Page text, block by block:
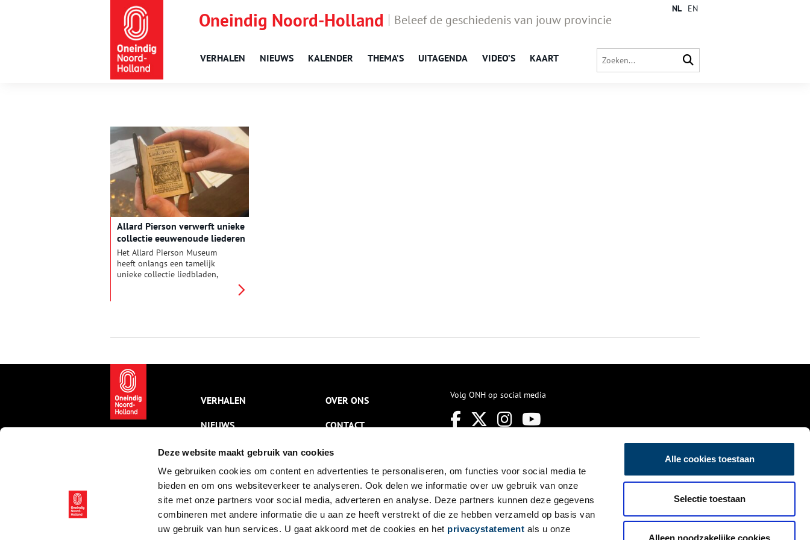
Deze website maakt gebruik van cookies
We gebruiken cookies om content en advertenties te personaliseren, om functies voor social media te
bieden en om ons websiteverkeer te analyseren. Ook delen we informatie over uw gebruik van onze
site met onze partners voor social media, adverteren en analyse. Deze partners kunnen deze gegevens
combineren met andere informatie die u aan ze heeft verstrekt of die ze hebben verzameld op basis van
uw gebruik van hun services. U gaat akkoord met de cookies en het privacystatement als u onze
Alle cookies toestaan
Selectie toestaan
Alleen noodzakelijke cookies
Oneindig Noord-Holland Beleef de geschiedenis van jouw provincie
VERHALEN NIEUWS KALENDER THEMA’S UITAGENDA VIDEO’S KAART
NL EN
Allard Pierson verwerft unieke
collectie eeuwenoude liederen
Het Allard Pierson Museum
heeft onlangs een tamelijk
unieke collectie liedbladen,
eeuw.
VERHALEN
NIEUWS
KALENDER
THEMA’S
ACTIVITEITEN
VIDEO’S
OVER ONS
CONTACT
NIEUWSBRIEF
DISCLAIMER
PRIVACY
TOEGANKELIJKHEID
Volg ONH op social media